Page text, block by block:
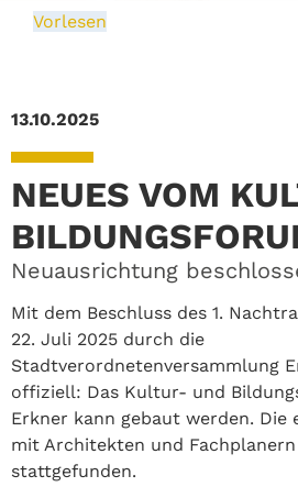
Vorlesen
13.10.2025
NEUES VOM
Neuausrichtung
Mit dem Beschluss des 1.
22. Juli 2025 durch die
Stadtverordnetenversammlung
offiziell: Das Kultur- und
Erkner kann gebaut werden. Die
mit Architekten und
stattgefunden.